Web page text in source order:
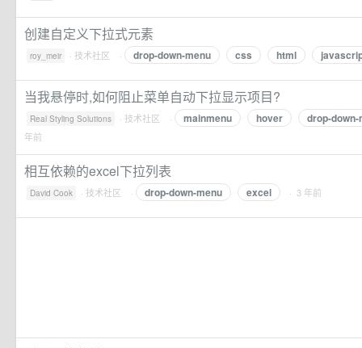
创建自定义下拉式元素
roy_meir · 技术社区 · drop-down-menu css html
当我悬停时,如何阻止菜单自动下拉显示项目?
Real Styling Solutions · 技术社区 · mainmenu hover drop-down-
年前
相互依赖的excel下拉列表
David Cook · 技术社区 · drop-down-menu excel · 3 年前